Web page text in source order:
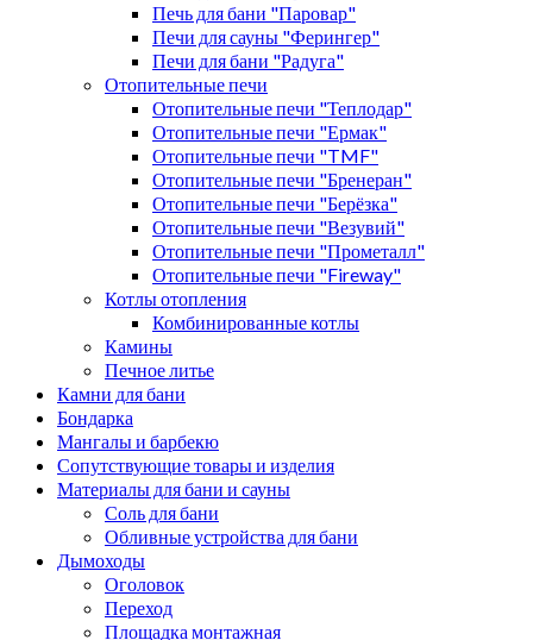
Печь для бани "Паровар"
Печи для сауны "Ферингер"
Печи для бани "Радуга"
Отопительные печи
Отопительные печи "Теплодар"
Отопительные печи "Ермак"
Отопительные печи "TMF"
Отопительные печи "Бренеран"
Отопительные печи "Берёзка"
Отопительные печи "Везувий"
Отопительные печи "Прометалл"
Отопительные печи "Fireway"
Котлы отопления
Комбинированные котлы
Камины
Печное литье
Камни для бани
Бондарка
Мангалы и барбекю
Сопутствующие товары и изделия
Материалы для бани и сауны
Соль для бани
Обливные устройства для бани
Дымоходы
Оголовок
Переход
Площадка монтажная